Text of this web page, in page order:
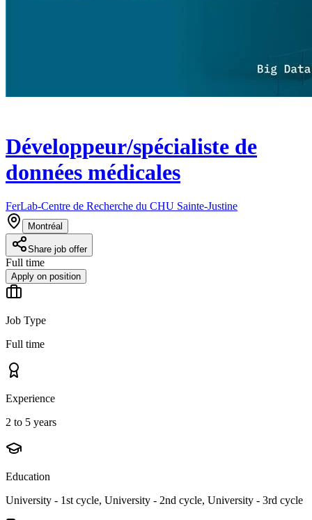
Développeur/spécialiste de
données médicales
FerLab-Centre de Recherche du CHU Sainte-Justine
Montréal
Share job offer
Full time
Apply on position
Job Type
Full time
Experience
2 to 5 years
Education
University - 1st cycle, University - 2nd cycle, University - 3rd cycle